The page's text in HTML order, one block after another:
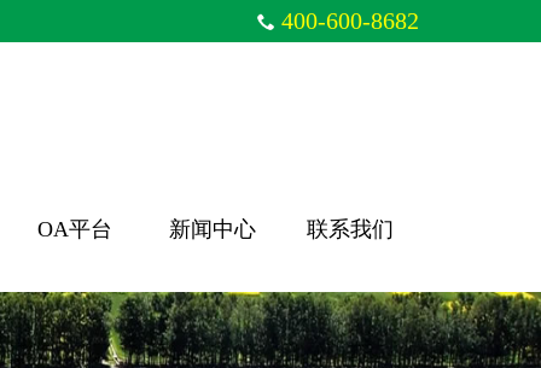
400-600-8682
OA平台 新闻中心 联系我们